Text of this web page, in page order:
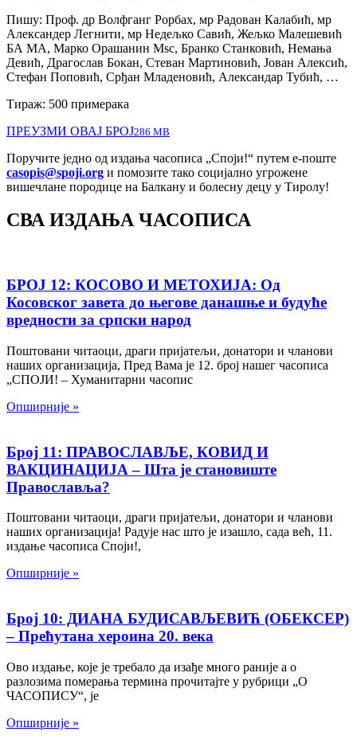
Пишу: Проф. др Волфганг Рорбах, мр Радован Калабић, мр
Александер Легнити, мр Недељко Савић, Жељко Малешевић
БА МА, Марко Орашанин Msc, Бранко Станковић, Немања
Девић, Драгослав Бокан, Стеван Мартиновић, Јован Алексић,
Стефан Поповић, Срђан Младеновић, Александар Тубић, …
Тираж: 500 примерака
ПРЕУЗМИ ОВАЈ БРОЈ286 MB
Поручите једно од издања часописа „Споји!“ путем е-поште
casopis@spoji.org и помозите тако социјално угрожене
вишечлане породице на Балкану и болесну децу у Тиролу!
СВА ИЗДАЊА ЧАСОПИСА
БРОЈ 12: КОСОВО И МЕТОХИЈА: Од
Косовског завета до његове данашње и будуће
вредности за српски народ
Поштовани читаоци, драги пријатељи, донатори и чланови
наших организација, Пред Вама је 12. број нашег часописа
„СПОЈИ! – Хуманитарни часопис
Опширније »
Број 11: ПРАВОСЛАВЉЕ, КОВИД И
ВАКЦИНАЦИЈА – Шта је становиште
Православља?
Поштовани читаоци, драги пријатељи, донатори и чланови
наших организација! Радује нас што je изашло, сада већ, 11.
издање часописа Споји!,
Опширније »
Број 10: ДИАНА БУДИСАВЉЕВИЋ (ОБЕКСЕР)
– Прећутана хероина 20. века
Ово издање, које је требало да изађе много раније а о
разлозима померања термина прочитајте у рубрици „О
ЧАСОПИСУ“, је
Опширније »